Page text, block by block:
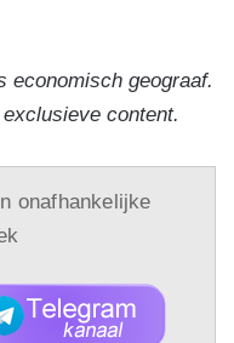
economisch geograaf.
content.
onafhankelijke